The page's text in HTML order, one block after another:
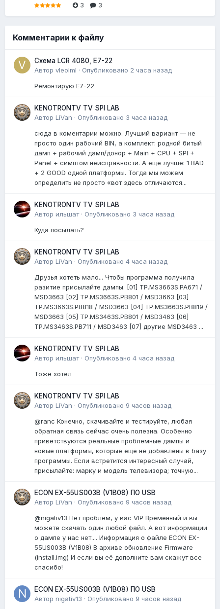
3
3
Комментарии к файлу
Схема LCR 4080, E7-22
Автор vleolml · Опубликовано 2 часа назад
Ремонтирую E7-22
KENOTRONTV TV SPI LAB
Автор LiVan · Опубликовано 3 часа назад
сюда в коментарии можно. Лучший вариант — не
просто один рабочий BIN, а комплект: родной битый
дамп + рабочий дамп/донор + Main + CPU + SPI +
Panel + симптом неисправности. А ещё лучше: 1 BAD
+ 2 GOOD одной платформы. Тогда мы можем
определить не просто «вот здесь отличаются...
KENOTRONTV TV SPI LAB
Автор ильшат· Опубликовано 3 часа назад
Куда посылать?
KENOTRONTV TV SPI LAB
Автор LiVan · Опубликовано 4 часа назад
Друзья хотеть мало... Чтобы программа получила
разитие присылайте дампы. [01] TP.MS3663S.PA671 /
MSD3663 [02] TP.MS3663S.PB801 / MSD3663 [03]
TP.MS3663S.PB818 / MSD3663 [04] TP.MS3663S.PB819 /
MSD3663 [05] TP.MS3463S.PB801 / MSD3463 [06]
TP.MS3463S.PB711 / MSD3463 [07] другие MSD3463 ...
KENOTRONTV TV SPI LAB
Автор ильшат· Опубликовано 4 часа назад
Тоже хотел
KENOTRONTV TV SPI LAB
Автор LiVan · Опубликовано 9 часов назад
@ranc Конечно, скачивайте и тестируйте, любая
обратная связь сейчас очень полезна. Особенно
приветствуются реальные проблемные дампы и
новые платформы, которые ещё не добавлены в базу
программы. Если встретится интересный случай,
присылайте: марку и модель телевизора; точную...
ECON EX-55US003B (V1B08) ПО USB
Автор LiVan · Опубликовано 9 часов назад
@nigativ13 Нет проблем, у вас VIP Временный и вы
можете скачать один любой файл. А вот информации
о дампе у нас нет.... Информация о файле ECON EX-
55US003B (V1B08) В архиве обновление Firmware
(install.img) И если вы её дополните вам скажут все
спасибо!
ECON EX-55US003B (V1B08) ПО USB
Автор nigativ13 · Опубликовано 9 часов назад